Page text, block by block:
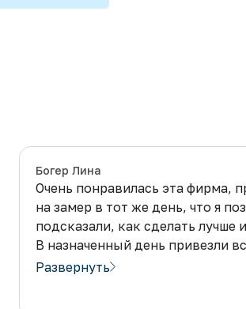
Богер Лина
Очень понравилась эта фирма,
на замер в тот же день, что я
подсказали, как сделать лучше
В назначенный день привезли
мебель и сразу установили.
Развернуть